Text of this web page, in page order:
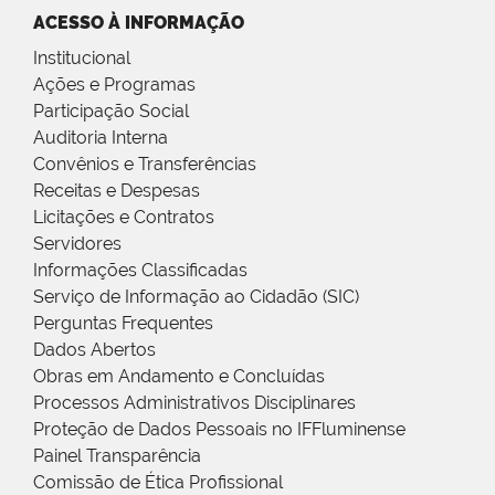
ACESSO À INFORMAÇÃO
Institucional
Ações e Programas
Participação Social
Auditoria Interna
Convênios e Transferências
Receitas e Despesas
Licitações e Contratos
Servidores
Informações Classificadas
Serviço de Informação ao Cidadão (SIC)
Perguntas Frequentes
Dados Abertos
Obras em Andamento e Concluídas
Processos Administrativos Disciplinares
Proteção de Dados Pessoais no IFFluminense
Painel Transparência
Comissão de Ética Profissional